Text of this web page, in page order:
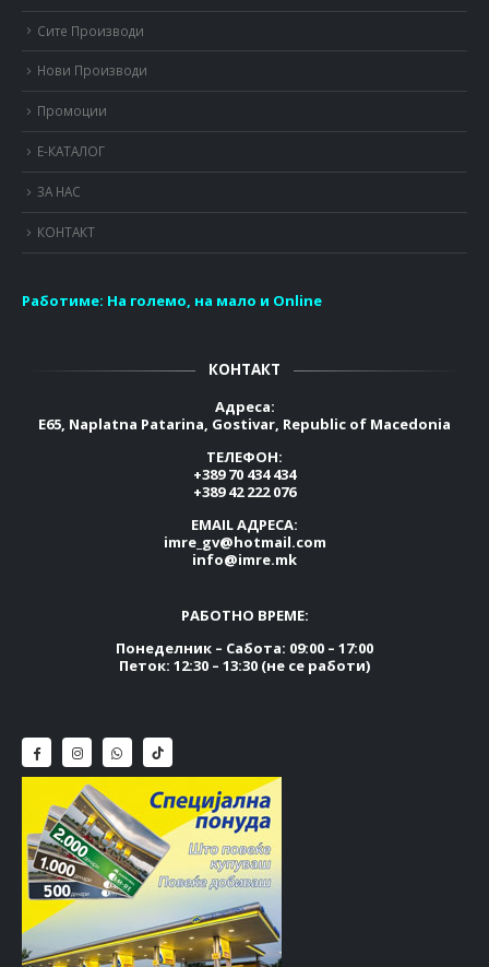
Сите Производи
Нови Производи
Промоции
Е-КАТАЛОГ
ЗА НАС
КОНТАКТ
Работиме: На големо, на мало и Online
КОНТАКТ
Адреса:
E65, Naplatna Patarina, Gostivar, Republic of Macedonia
ТЕЛЕФОН:
+389 70 434 434
+389 42 222 076
EMAIL АДРЕСА:
imre_gv@hotmail.com
info@imre.mk
РАБОТНО ВРЕМЕ:
Понеделник – Сабота: 09:00 – 17:00
Петок: 12:30 – 13:30 (не се работи)